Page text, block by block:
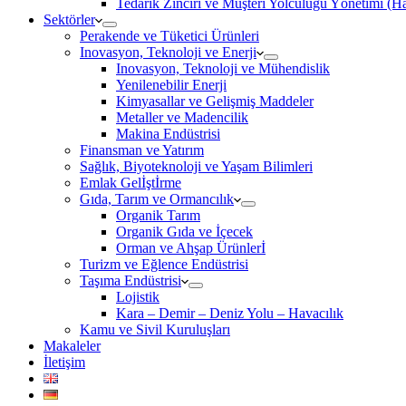
Tedarik Zinciri ve Müşteri Yolculuğu Yönetimi
Sektörler
Perakende ve Tüketici Ürünleri
Inovasyon, Teknoloji ve Enerji
Inovasyon, Teknoloji ve Mühendislik
Yenilenebilir Enerji
Kimyasallar ve Gelişmiş Maddeler
Metaller ve Madencilik
Makina Endüstrisi
Finansman ve Yatırım
Sağlık, Biyoteknoloji ve Yaşam Bilimleri
Emlak Gelİştİrme
Gıda, Tarım ve Ormancılık
Organik Tarım
Organik Gıda ve İçecek
Orman ve Ahşap Ürünlerİ
Turizm ve Eğlence Endüstrisi
Taşıma Endüstrisi
Lojistik
Kara – Demir – Deniz Yolu – Havacılık
Kamu ve Sivil Kuruluşları
Makaleler
İletişim